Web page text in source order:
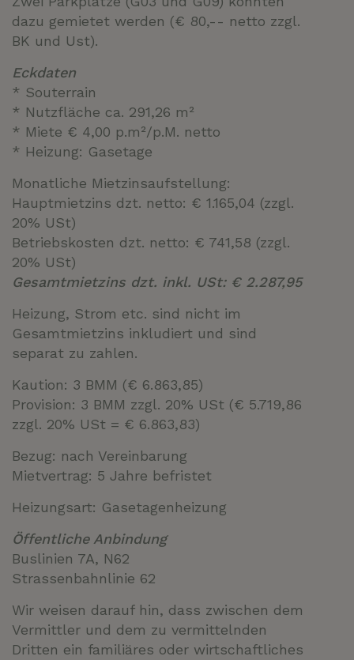
dazu gemietet werden (€ 80,-- netto zzgl.
BK und Ust).
Eckdaten
* Souterrain
* Nutzfläche ca. 291,26 m²
* Miete € 4,00 p.m²/p.M. netto
* Heizung: Gasetage
Monatliche Mietzinsaufstellung:
Hauptmietzins dzt. netto: € 1.165,04 (zzgl.
20% USt)
Betriebskosten dzt. netto: € 741,58 (zzgl.
20% USt)
Gesamtmietzins dzt. inkl. USt: € 2.287,95
Heizung, Strom etc. sind nicht im
Gesamtmietzins inkludiert und sind
separat zu zahlen.
Kaution: 3 BMM (€ 6.863,85)
Provision: 3 BMM zzgl. 20% USt (€ 5.719,86
zzgl. 20% USt = € 6.863,83)
Bezug: nach Vereinbarung
Mietvertrag: 5 Jahre befristet
Heizungsart: Gasetagenheizung
Öffentliche Anbindung
Buslinien 7A, N62
Strassenbahnlinie 62
Wir weisen darauf hin, dass zwischen dem
Vermittler und dem zu vermittelnden
Dritten ein familiäres oder wirtschaftliches